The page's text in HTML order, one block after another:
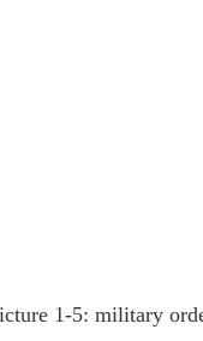
1-5: military